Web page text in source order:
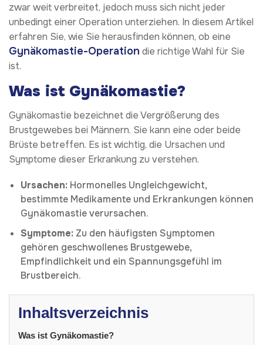
zwar weit verbreitet, jedoch muss sich nicht jeder
unbedingt einer Operation unterziehen. In diesem Artikel
erfahren Sie, wie Sie herausfinden können, ob eine
Gynäkomastie-Operation die richtige Wahl für Sie
ist.
Was ist Gynäkomastie?
Gynäkomastie bezeichnet die Vergrößerung des
Brustgewebes bei Männern. Sie kann eine oder beide
Brüste betreffen. Es ist wichtig, die Ursachen und
Symptome dieser Erkrankung zu verstehen.
Ursachen: Hormonelles Ungleichgewicht,
bestimmte Medikamente und Erkrankungen können
Gynäkomastie verursachen.
Symptome: Zu den häufigsten Symptomen
gehören geschwollenes Brustgewebe,
Empfindlichkeit und ein Spannungsgefühl im
Brustbereich.
Inhaltsverzeichnis
Was ist Gynäkomastie?